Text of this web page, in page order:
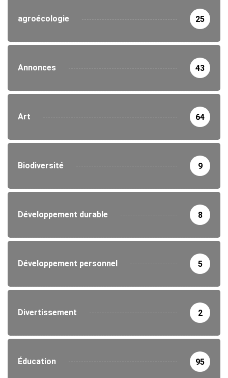
agroécologie 25
Annonces 43
Art 64
Biodiversité 9
Développement durable 8
Développement personnel 5
Divertissement 2
Éducation 95